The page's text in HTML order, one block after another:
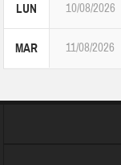
LUN 10/08/2026
MAR 11/08/2026